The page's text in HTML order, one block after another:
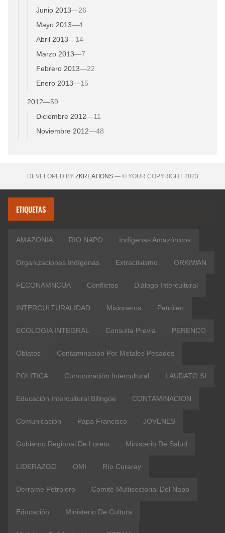
Junio 2013—26
Mayo 2013—4
Abril 2013—14
Marzo 2013—7
Febrero 2013—22
Enero 2013—15
2012—59
Diciembre 2012—11
Noviembre 2012—48
DEVELOPED BY ZKREATIONS— © YOUR COPYRIGHT 2023
ETIQUETAS
AMAZONIA RIO NAPO Indígenas Amazónicos
Organizaciones Indígenas Extractivismo ORKIWAN
FECONAMNCUA Conflictos Diálogo Intercultural
INTERCULTURALIDAD Misioneros Petróleo
ECOLOGIA INTEGRAL Consulta Previa PERENCO
Oblatos Contaminación Por Metales Pesados
POLITICA Comunicación Intercultural LAUDATO SI
Educación Intercultural Bilingüe CONTAMINACION
Comunicación Papa Francisco JOVENES
Gobierno Regional De Loreto Ministerio De Salud
LIDERAZGO OMI Río Curaray
Derrame Petrolero Comité Multisectorial Del Napo
Educación Ministerio De Cultura